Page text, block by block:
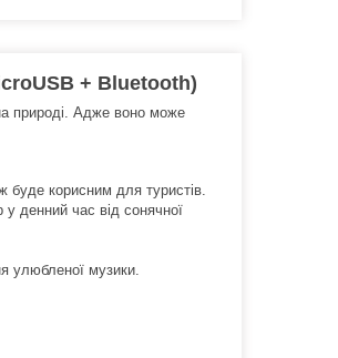
+ Bluetooth)
природі. Адже воно може
буде корисним для туристів.
у денний час від сонячної
улюбленої музики.